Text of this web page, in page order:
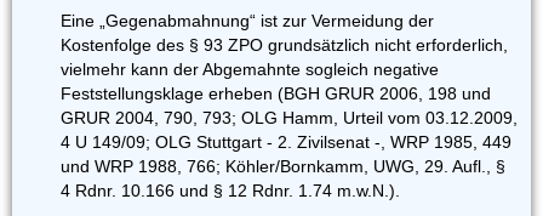
Eine „Gegenabmahnung“ ist zur Vermeidung der
Kostenfolge des § 93 ZPO grundsätzlich nicht erforderlich,
vielmehr kann der Abgemahnte sogleich negative
Feststellungsklage erheben (BGH GRUR 2006, 198 und
GRUR 2004, 790, 793; OLG Hamm, Urteil vom 03.12.2009,
4 U 149/09; OLG Stuttgart - 2. Zivilsenat -, WRP 1985, 449
und WRP 1988, 766; Köhler/Bornkamm, UWG, 29. Aufl., §
4 Rdnr. 10.166 und § 12 Rdnr. 1.74 m.w.N.).